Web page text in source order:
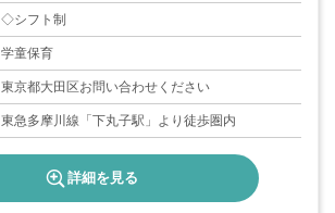
◇シフト制
学童保育
東京都大田区お問い合わせください
東急多摩川線「下丸子駅」より徒歩圏内
詳細を見る